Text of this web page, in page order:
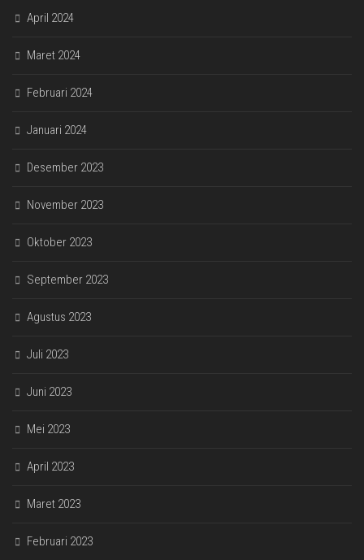
April 2024
Maret 2024
Februari 2024
Januari 2024
Desember 2023
November 2023
Oktober 2023
September 2023
Agustus 2023
Juli 2023
Juni 2023
Mei 2023
April 2023
Maret 2023
Februari 2023